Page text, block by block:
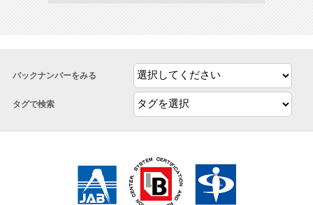
バックナンバーをみる
タグで検索